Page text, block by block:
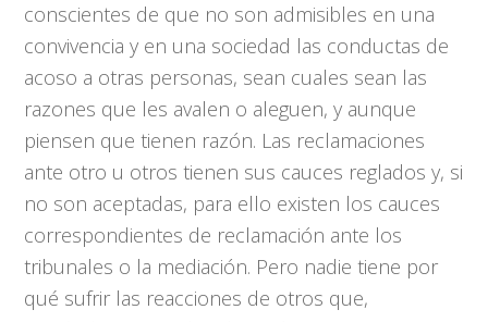
conscientes de que no son admisibles en una
convivencia y en una sociedad las conductas de
acoso a otras personas, sean cuales sean las
razones que les avalen o aleguen, y aunque
piensen que tienen razón. Las reclamaciones
ante otro u otros tienen sus cauces reglados y, si
no son aceptadas, para ello existen los cauces
correspondientes de reclamación ante los
tribunales o la mediación. Pero nadie tiene por
qué sufrir las reacciones de otros que,